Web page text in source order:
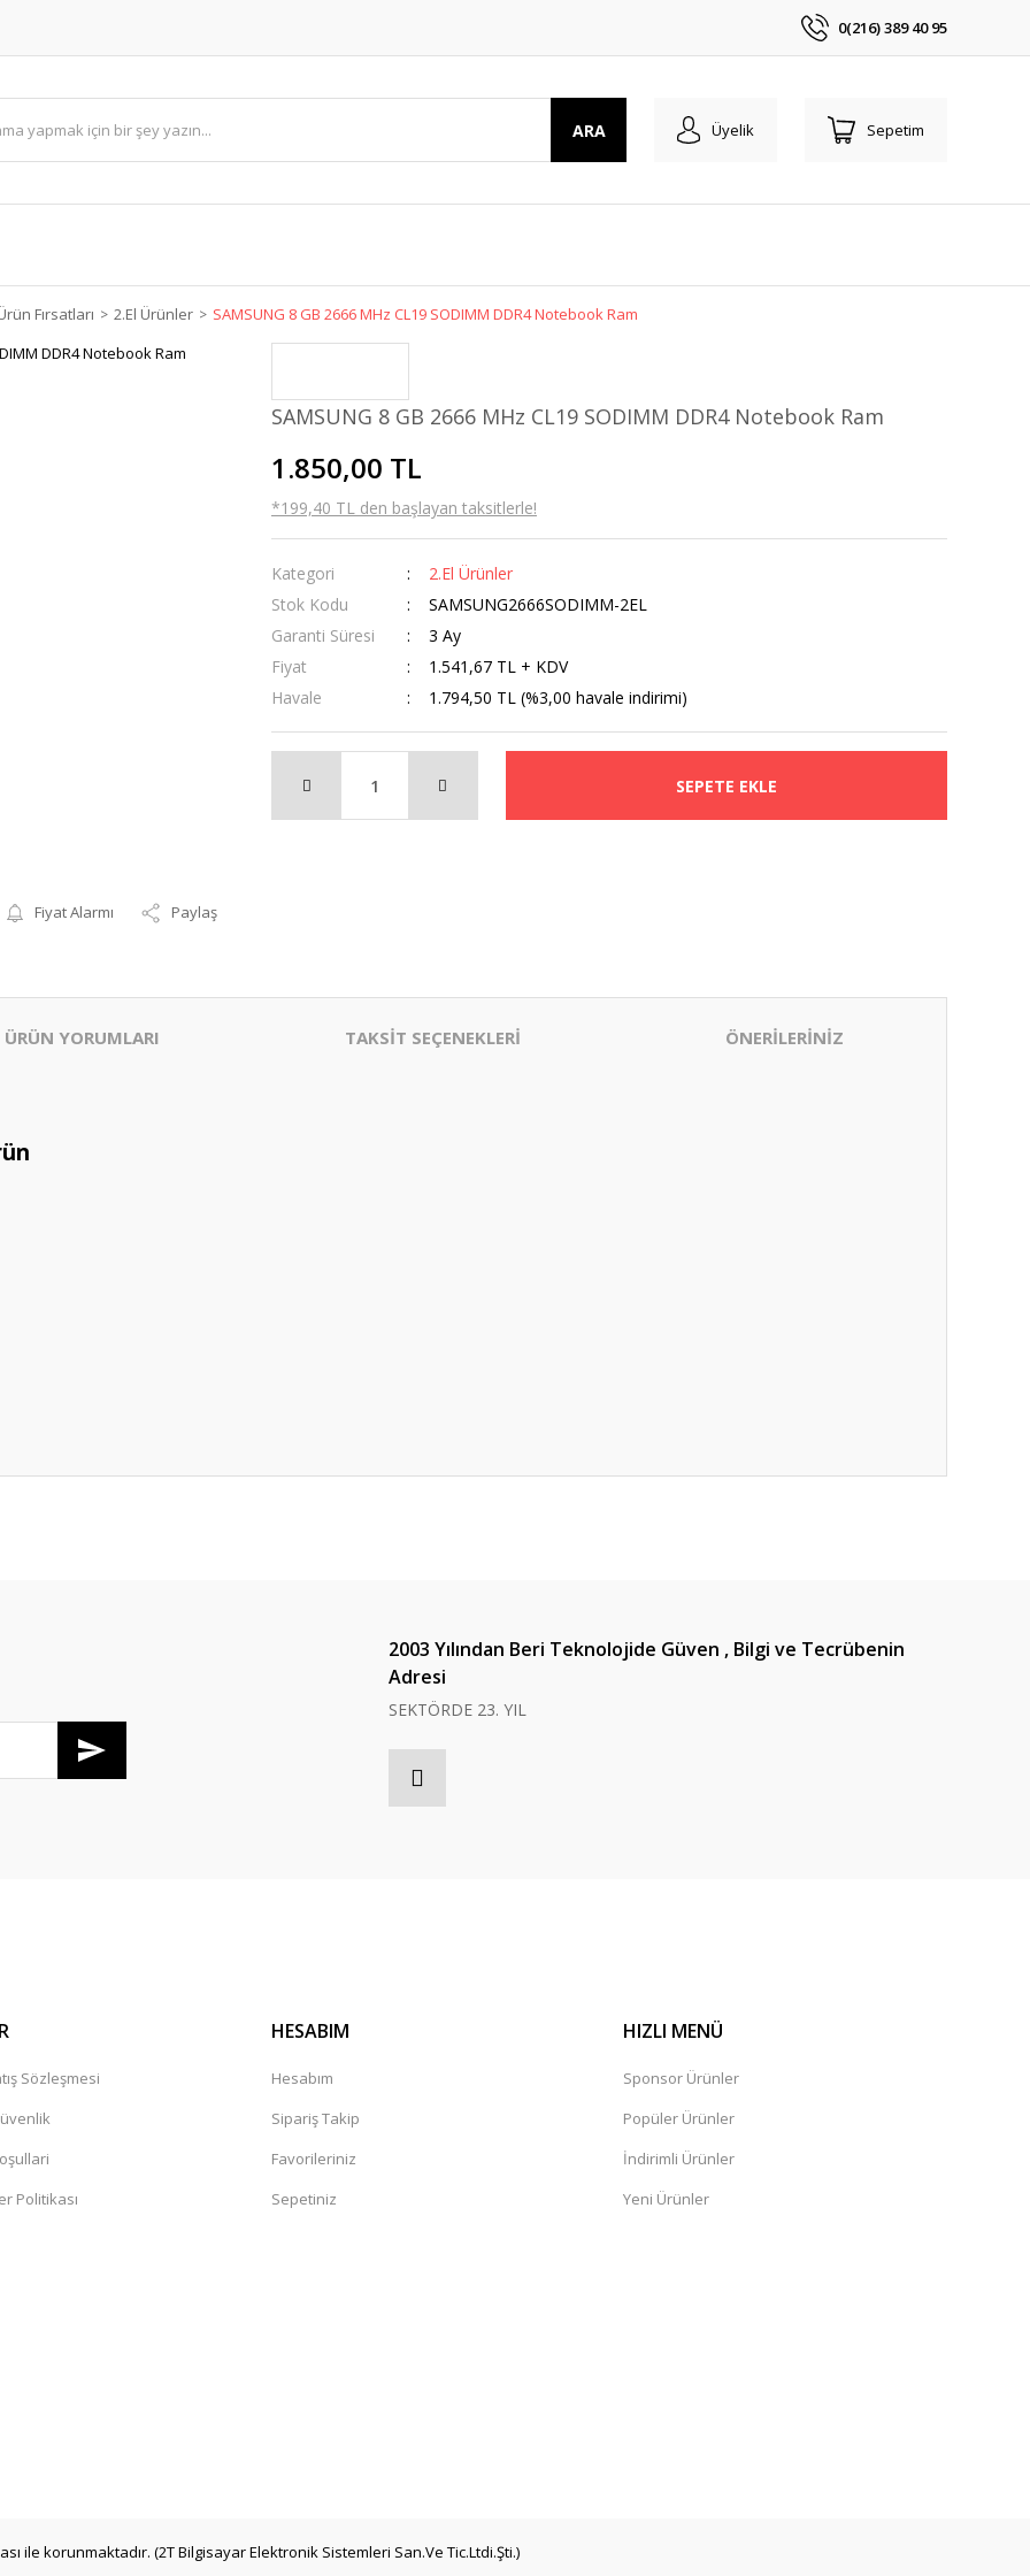
0(216) 389 40 95
ARA Üyelik Sepetim
Fırsatları 2.El Ürünler SAMSUNG 8 GB 2666 MHz CL19 SODIMM DDR4 Notebook Ram
Fiyat Alarmı Paylaş
SAMSUNG 8 GB 2666 MHz CL19 SODIMM DDR4 Notebook Ram
1.850,00 TL
*199,40 TL den başlayan taksitlerle!
Kategori
2.El Ürünler
Stok Kodu
SAMSUNG2666SODIMM-2EL
Garanti Süresi
3 Ay
Fiyat
1.541,67 TL + KDV
Havale
1.794,50 TL (%3,00 havale indirimi)
SEPETE EKLE
ÜRÜN YORUMLARI TAKSİT SEÇENEKLERİ ÖNERİLERİNİZ
2003 Yılından Beri Teknolojide Güven , Bilgi ve Tecrübenin
Adresi
SEKTÖRDE 23. YIL
Sözleşmesi
Politikası
HESABIM
Hesabım
Sipariş Takip
Favorileriniz
Sepetiniz
HIZLI MENÜ
Sponsor Ürünler
Popüler Ürünler
İndirimli Ürünler
Yeni Ürünler
ile korunmaktadır. (2T Bilgisayar Elektronik Sistemleri San.Ve Tic.Ltdi.Şti.)